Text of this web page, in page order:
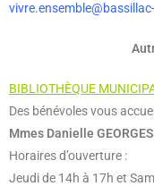
BIBLIOTHÈQUE
Des bénévoles vous
Mmes Danielle
Horaires d’ouverture :
Jeudi de 14h à 17h et